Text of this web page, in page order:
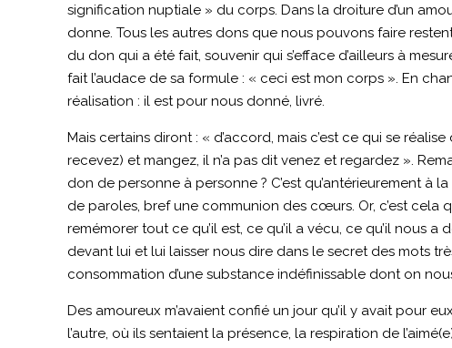
signification nuptiale » du corps. Dans la droiture d’un
donne. Tous les autres dons que nous pouvons faire
du don qui a été fait, souvenir qui s’efface d’ailleurs à
fait l’audace de sa formule : « ceci est mon corps ». En
réalisation : il est pour nous donné, livré.
Mais certains diront : « d’accord, mais c’est ce qui se
recevez) et mangez, il n’a pas dit venez et regardez ».
don de personne à personne ? C’est qu’antérieurement
de paroles, bref une communion des cœurs. Or, c’est cela
remémorer tout ce qu’il est, ce qu’il a vécu, ce qu’il nous
devant lui et lui laisser nous dire dans le secret des mots
consommation d’une substance indéfinissable dont on
Des amoureux m’avaient confié un jour qu’il y avait pour
l’autre, où ils sentaient la présence, la respiration de